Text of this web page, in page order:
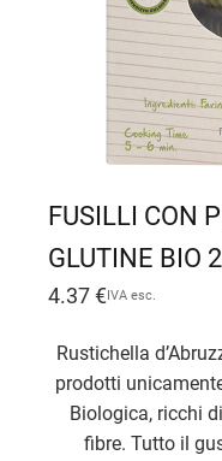
FUSILLI CON
GLUTINE BIO
4.37€IVA esc.
Rustichella
prodotti
Biologica, ricchi
fibre. Tutto il